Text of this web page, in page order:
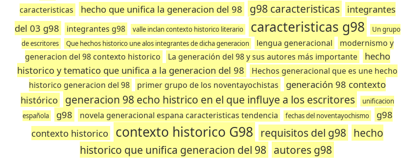
caracteristicas
hecho que unifica la generacion del 98 g98 caracteristicas
integrantes
del 03 g98
integrantes g98 valle inclan contexto historico literario caracteristicas g98
Un grupo
de escritores
Que hechos historico une alos integrantes de dicha generacion lengua generacional
modernismo y
generacion del 98 contexto historico
La generación del 98 y sus autores más importante
hecho
historico y tematico que unifica a la generacion del 98
Hechos generacional que es une hecho
historico generacion del 98
primer grupo de los noventayochistas
generación 98 contexto
histórico
generacion 98 echo histrico en el que influye a los escritores
unificacion
española
g98 novela generacional espana caracteristicas tendencia fechas del noventayochismo
g98
contexto historico
contexto historico G98 requisitos del g98 hecho
historico que unifica generacion del 98 autores g98